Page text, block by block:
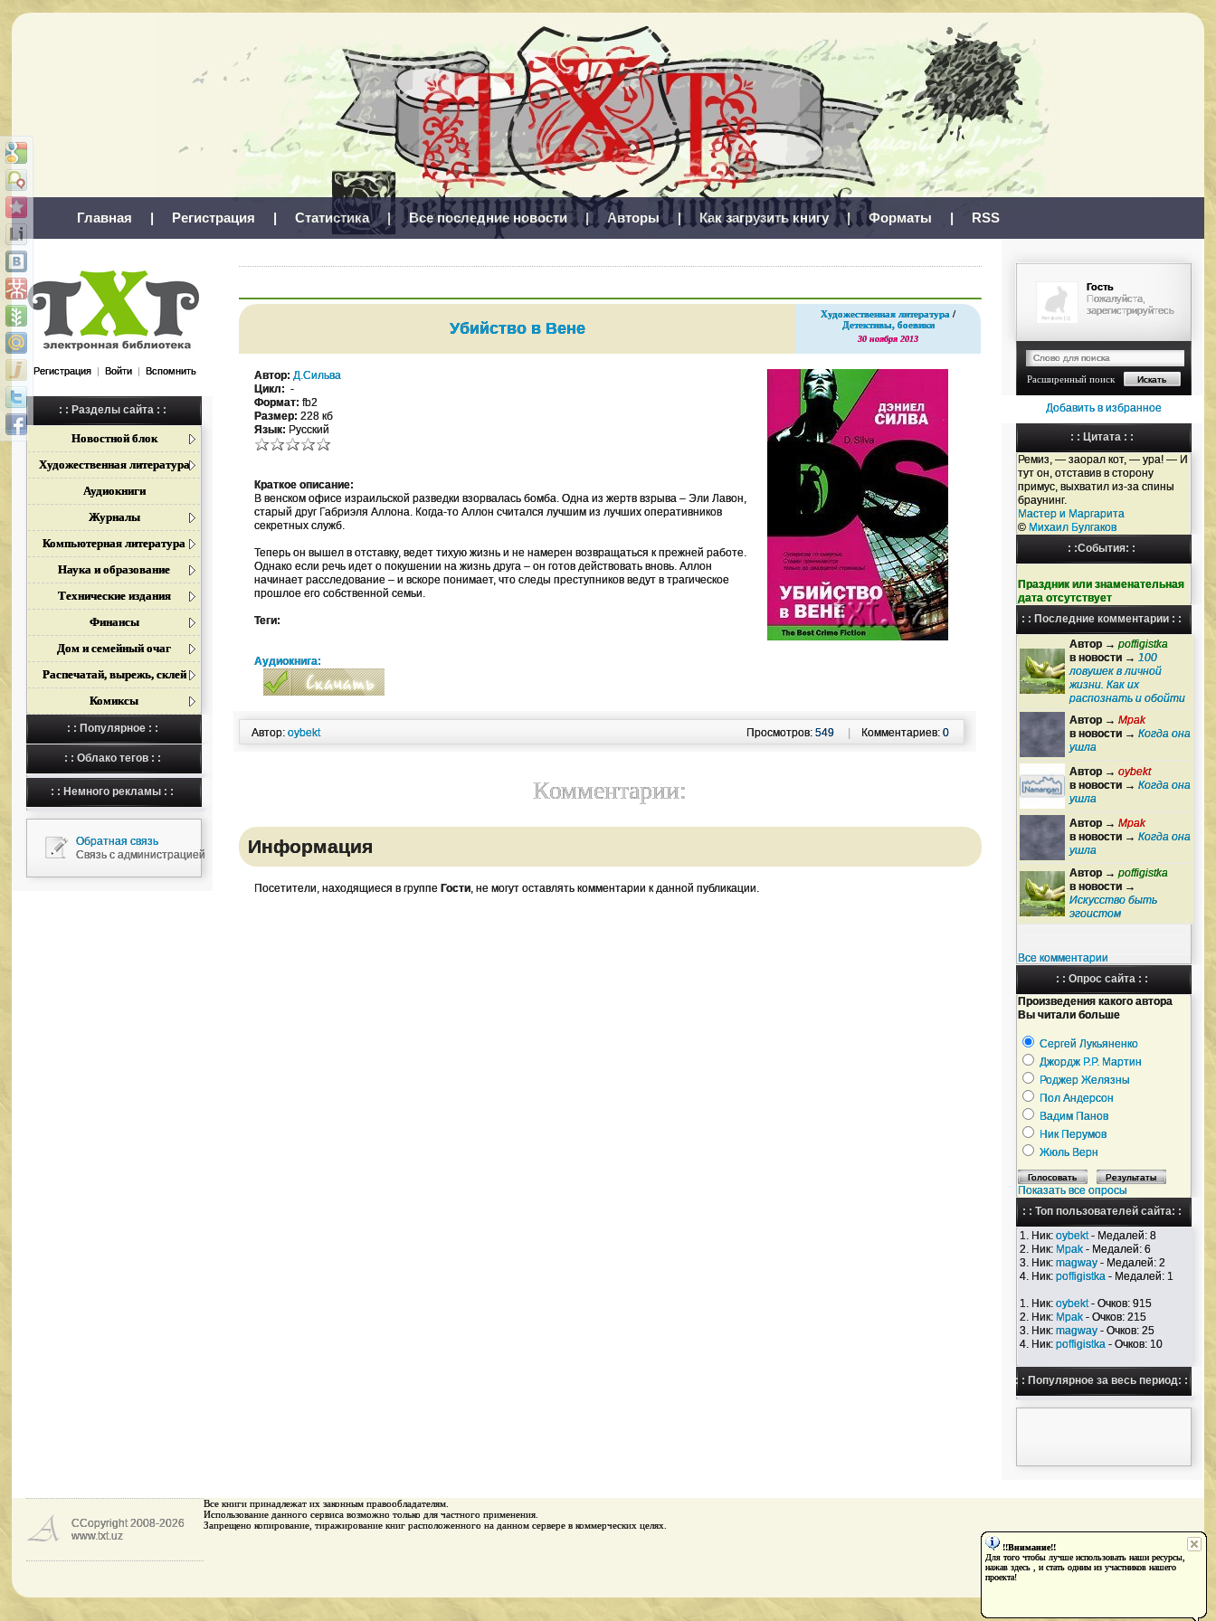
!!Внимание!!
Для того чтобы лучше использовать наши ресурсы,
нажав здесь , и стать одним из участников нашего
проекта!
Главная | Регистрация | Статистика | Все последние новости | Авторы | Как загрузить книгу | Форматы | RSS
Регистрация | Войти | Вспомнить
: : Разделы сайта : :
Новостной блок
Художественная литература
Аудиокниги
Журналы
Компьютерная литература
Наука и образование
Технические издания
Финансы
Дом и семейный очаг
Распечатай, вырежь, склей
Комиксы
: : Популярное : :
: : Облако тегов : :
: : Немного рекламы : :
Обратная связь
Связь с администрацией
Гость
Пожалуйста,
зарегистрируйтесь
Расширенный поиск
Добавить в избранное
: : Цитата : :
Ремиз, — заорал кот, — ура! — И
тут он, отставив в сторону
примус, выхватил из-за спины
браунинг.
Мастер и Маргарита
© Михаил Булгаков
: :События: :
Праздник или знаменательная
дата отсутствует
: : Последние комментарии : :
Автор → poffigistka
в новости → 100
ловушек в личной
жизни. Как их
распознать и обойти
Автор → Mpak
в новости → Когда она
ушла
Автор → oybekt
в новости → Когда она
ушла
Автор → Mpak
в новости → Когда она
ушла
Автор → poffigistka
в новости →
Искусство быть
эгоистом
Все комментарии
: : Опрос сайта : :
Произведения какого автора
Вы читали больше
Сергей Лукьяненко
Джордж Р.Р. Мартин
Роджер Желязны
Пол Андерсон
Вадим Панов
Ник Перумов
Жюль Верн
Показать все опросы
: : Топ пользователей сайта: :
1. Ник: oybekt- Медалей: 8
2. Ник: Mpak- Медалей: 6
3. Ник: magway- Медалей: 2
4. Ник: poffigistka- Медалей: 1
1. Ник: oybekt- Очков: 915
2. Ник: Mpak- Очков: 215
3. Ник: magway- Очков: 25
4. Ник: poffigistka- Очков: 10
: : Популярное за весь период: :
Убийство в Вене
Художественная литература /
Детективы, боевики
30 ноября 2013
Автор: Д.Сильва
Цикл: -
Формат: fb2
Размер: 228 кб
Язык: Русский
Краткое описание:
В венском офисе израильской разведки взорвалась бомба. Одна из жертв взрыва – Эли Лавон,
старый друг Габриэля Аллона. Когда-то Аллон считался лучшим из лучших оперативников
секретных служб.
Теперь он вышел в отставку, ведет тихую жизнь и не намерен возвращаться к прежней работе.
Однако если речь идет о покушении на жизнь друга – он готов действовать вновь. Аллон
начинает расследование – и вскоре понимает, что следы преступников ведут в трагическое
прошлое его собственной семьи.
Теги:
Аудиокнига:
Автор:oybekt Комментариев: 0
Просмотров: 549
Комментарии:
Информация
Посетители, находящиеся в группе Гости, не могут оставлять комментарии к данной публикации.
CCopyright 2008-2026
www.txt.uz
Все книги принадлежaт их законным правообладателям.
Использование данного сервиса возможно только для частного применения.
Запрещено копирование, тиражирование книг расположенного на данном сервере в коммерческих целях.